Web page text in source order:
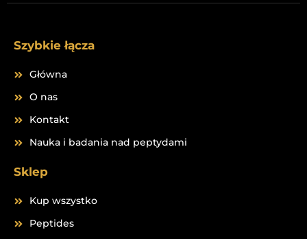
Szybkie łącza
Główna
O nas
Kontakt
Nauka i badania nad peptydami
Sklep
Kup wszystko
Peptides
o
r
m